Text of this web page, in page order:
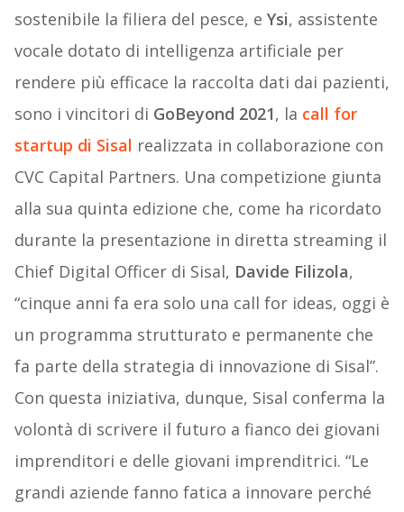
sostenibile la filiera del pesce, e Ysi, assistente
vocale dotato di intelligenza artificiale per
rendere più efficace la raccolta dati dai pazienti,
sono i vincitori di GoBeyond 2021, la call for
startup di Sisal realizzata in collaborazione con
CVC Capital Partners. Una competizione giunta
alla sua quinta edizione che, come ha ricordato
durante la presentazione in diretta streaming il
Chief Digital Officer di Sisal, Davide Filizola,
“cinque anni fa era solo una call for ideas, oggi è
un programma strutturato e permanente che
fa parte della strategia di innovazione di Sisal”.
Con questa iniziativa, dunque, Sisal conferma la
volontà di scrivere il futuro a fianco dei giovani
imprenditori e delle giovani imprenditrici. “Le
grandi aziende fanno fatica a innovare perché